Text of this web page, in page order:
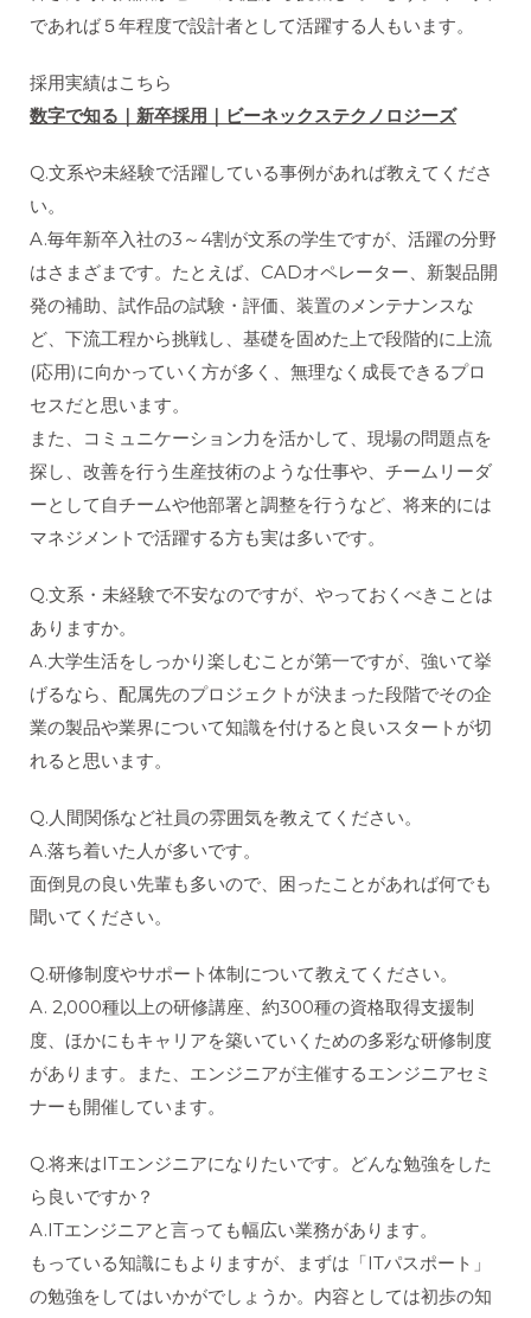
であれば５年程度で設計者として活躍する人もいます。
採用実績はこちら
数字で知る｜新卒採用｜ビーネックステクノロジーズ
Q.文系や未経験で活躍している事例があれば教えてくださ
い。
A.毎年新卒入社の3～4割が文系の学生ですが、活躍の分野
はさまざまです。たとえば、CADオペレーター、新製品開
発の補助、試作品の試験・評価、装置のメンテナンスな
ど、下流工程から挑戦し、基礎を固めた上で段階的に上流
(応用)に向かっていく方が多く、無理なく成長できるプロ
セスだと思います。
また、コミュニケーション力を活かして、現場の問題点を
探し、改善を行う生産技術のような仕事や、チームリーダ
ーとして自チームや他部署と調整を行うなど、将来的には
マネジメントで活躍する方も実は多いです。
Q.文系・未経験で不安なのですが、やっておくべきことは
ありますか。
A.大学生活をしっかり楽しむことが第一ですが、強いて挙
げるなら、配属先のプロジェクトが決まった段階でその企
業の製品や業界について知識を付けると良いスタートが切
れると思います。
Q.人間関係など社員の雰囲気を教えてください。
A.落ち着いた人が多いです。
面倒見の良い先輩も多いので、困ったことがあれば何でも
聞いてください。
Q.研修制度やサポート体制について教えてください。
A. 2,000種以上の研修講座、約300種の資格取得支援制
度、ほかにもキャリアを築いていくための多彩な研修制度
があります。また、エンジニアが主催するエンジニアセミ
ナーも開催しています。
Q.将来はITエンジニアになりたいです。どんな勉強をした
ら良いですか？
A.ITエンジニアと言っても幅広い業務があります。
もっている知識にもよりますが、まずは「ITパスポート」
の勉強をしてはいかがでしょうか。内容としては初歩の知